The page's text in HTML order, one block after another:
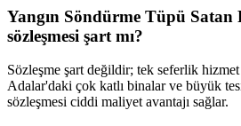
Yangın Söndürme Tüpü
sözleşmesi şart mı?
Sözleşme şart değildir; tek seferlik
Adalar'daki çok katlı binalar ve büyük
sözleşmesi ciddi maliyet avantajı sağlar.